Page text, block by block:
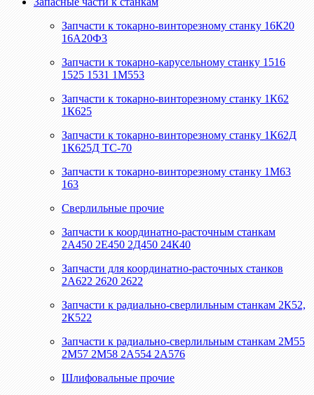
Запчасти к токарно-винторезному станку 16К20
16А20Ф3
Запчасти к токарно-карусельному станку 1516
1525 1531 1М553
Запчасти к токарно-винторезному станку 1К62
1К625
Запчасти к токарно-винторезному станку 1К62Д
1К625Д ТС-70
Запчасти к токарно-винторезному станку 1М63
163
Сверлильные прочие
Запчасти к координатно-расточным станкам
2А450 2Е450 2Д450 24К40
Запчасти для координатно-расточных станков
2А622 2620 2622
Запчасти к радиально-сверлильным станкам 2К52,
2К522
Запчасти к радиально-сверлильным станкам 2М55
2М57 2М58 2А554 2А576
Шлифовальные прочие